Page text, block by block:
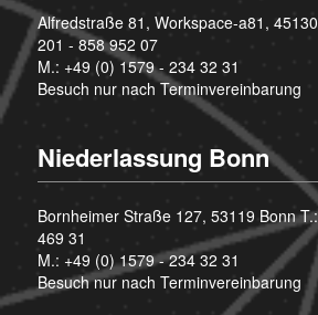
Alfredstraße 81, Workspace-a81,
201 - 858 952 07
M.: +49 (0) 1579 - 234 32 31
Besuch nur nach Terminvereinbarung
Niederlassung Bonn
Bornheimer Straße 127, 53119 Bonn
469 31
M.: +49 (0) 1579 - 234 32 31
Besuch nur nach Terminvereinbarung